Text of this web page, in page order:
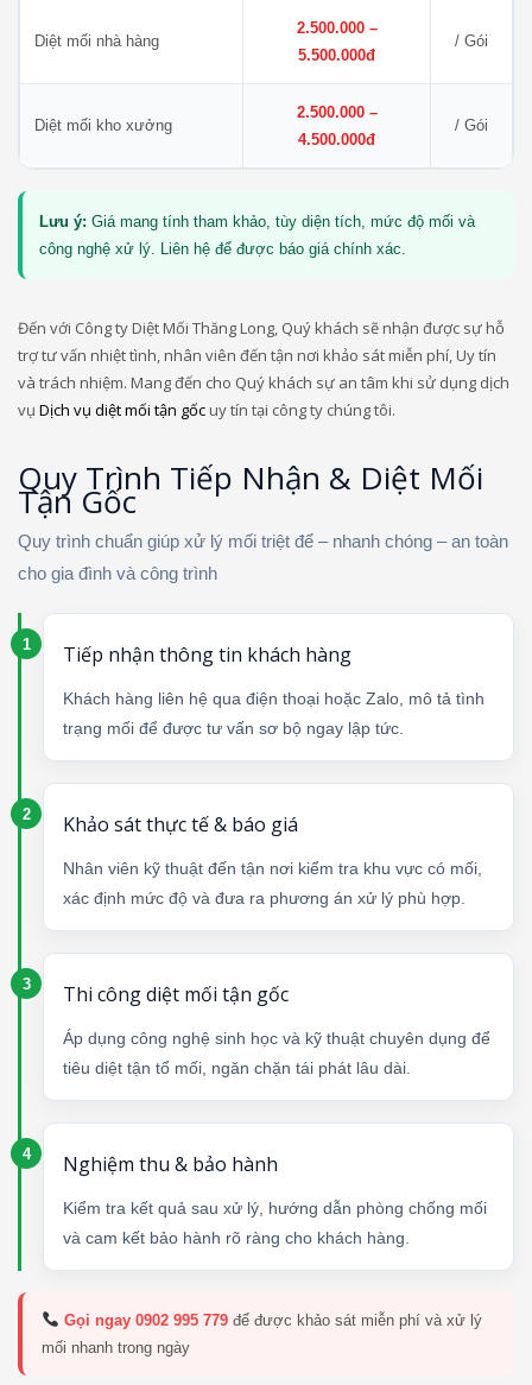
Diệt mối nhà hàng
2.500.000 –
5.500.000đ
/ Gói
Diệt mối kho xưởng
2.500.000 –
4.500.000đ
/ Gói
Lưu ý: Giá mang tính tham khảo, tùy diện tích, mức độ mối và
công nghệ xử lý. Liên hệ để được báo giá chính xác.
Đến với Công ty Diệt Mối Thăng Long, Quý khách sẽ nhận được sự hỗ
trợ tư vấn nhiệt tình, nhân viên đến tận nơi khảo sát miễn phí, Uy tín
và trách nhiệm. Mang đến cho Quý khách sự an tâm khi sử dụng dịch
vụ Dịch vụ diệt mối tận gốcuy tín tại công ty chúng tôi.
Quy Trình Tiếp Nhận & Diệt Mối
Tận Gốc
Quy trình chuẩn giúp xử lý mối triệt để – nhanh chóng – an toàn
cho gia đình và công trình
Tiếp nhận thông tin khách hàng
Khách hàng liên hệ qua điện thoại hoặc Zalo, mô tả tình
trạng mối để được tư vấn sơ bộ ngay lập tức.
Khảo sát thực tế & báo giá
Nhân viên kỹ thuật đến tận nơi kiểm tra khu vực có mối,
xác định mức độ và đưa ra phương án xử lý phù hợp.
Thi công diệt mối tận gốc
Áp dụng công nghệ sinh học và kỹ thuật chuyên dụng để
tiêu diệt tận tổ mối, ngăn chặn tái phát lâu dài.
Nghiệm thu & bảo hành
Kiểm tra kết quả sau xử lý, hướng dẫn phòng chống mối
và cam kết bảo hành rõ ràng cho khách hàng.
Gọi ngay 0902 995 779để được khảo sát miễn phí và xử lý
mối nhanh trong ngày